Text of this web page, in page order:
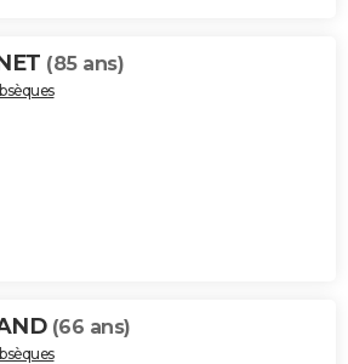
(85 ans)
(66 ans)